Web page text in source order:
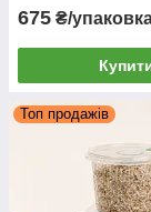
675 ₴/
Топ продажів